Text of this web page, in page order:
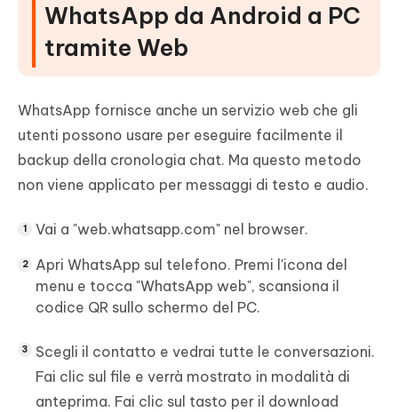
WhatsApp da Android a PC
tramite Web
WhatsApp fornisce anche un servizio web che gli
utenti possono usare per eseguire facilmente il
backup della cronologia chat. Ma questo metodo
non viene applicato per messaggi di testo e audio.
Vai a "web.whatsapp.com" nel browser.
Apri WhatsApp sul telefono. Premi l'icona del
menu e tocca "WhatsApp web", scansiona il
codice QR sullo schermo del PC.
Scegli il contatto e vedrai tutte le conversazioni.
Fai clic sul file e verrà mostrato in modalità di
anteprima. Fai clic sul tasto per il download